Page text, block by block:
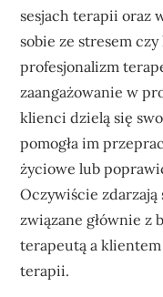
sesjach terapii oraz
sobie ze stresem
profesjonalizm
zaangażowanie w
klienci dzielą się
pomogła im
życiowe lub
Oczywiście
związane głównie z
terapeutą a
terapii.